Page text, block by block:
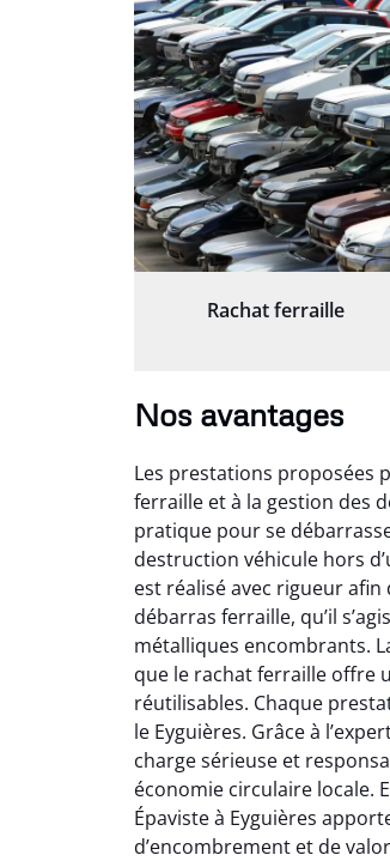
Rachat ferraille
Nos avantages
Les prestations proposées
ferraille et à la gestion des
pratique pour se
destruction véhicule hors
est réalisé avec rigueur
débarras ferraille, qu’il
métalliques encombrants.
que le rachat ferraille offre
réutilisables. Chaque
le Eyguières. Grâce à
charge sérieuse et
économie circulaire locale.
Épaviste à Eyguières
d’encombrement et de